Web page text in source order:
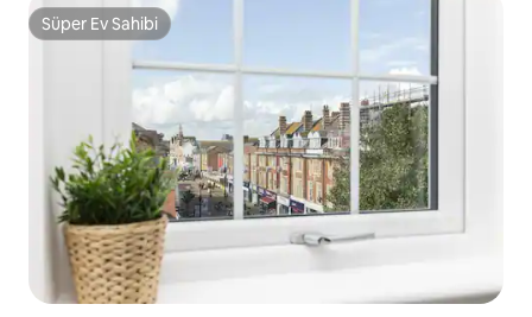
Süper Ev Sahibi
Süper Ev Sahibi